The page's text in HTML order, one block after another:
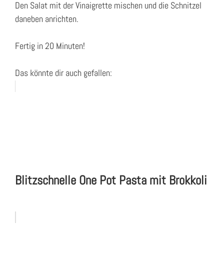
Den Salat mit der Vinaigrette mischen und die Schnitzel
daneben anrichten.
Fertig in 20 Minuten!
Das könnte dir auch gefallen:
Blitzschnelle One Pot Pasta mit Brokkoli